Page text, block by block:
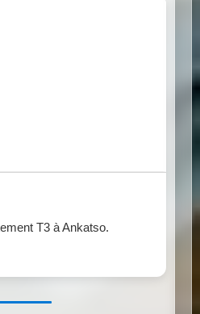
T3 à Ankatso.